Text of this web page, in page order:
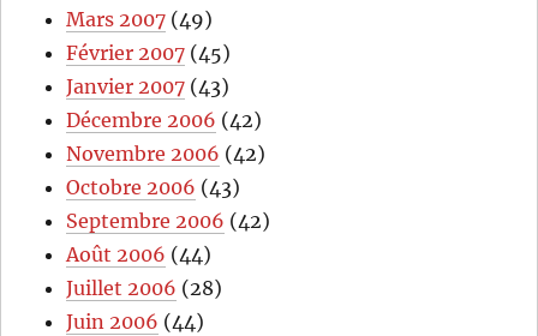
Mars 2007 (49)
Février 2007 (45)
Janvier 2007 (43)
Décembre 2006 (42)
Novembre 2006 (42)
Octobre 2006 (43)
Septembre 2006 (42)
Août 2006 (44)
Juillet 2006 (28)
Juin 2006 (44)